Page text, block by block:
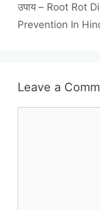
उपाय – Root Rot
Prevention In
Leave a